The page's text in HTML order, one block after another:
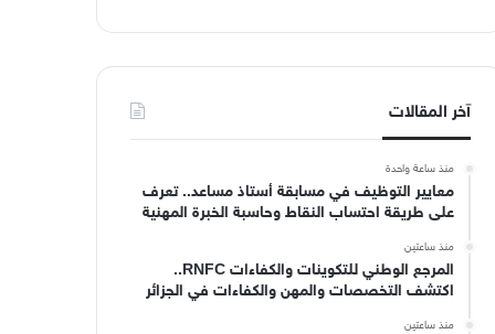
آخر المقالات
منذ ساعة واحدة
معايير التوظيف في مسابقة أستاذ مساعد.. تعرف
على طريقة احتساب النقاط وحاسبة الخبرة المهنية
منذ ساعتين
المرجع الوطني للتكوينات والكفاءات RNFC..
اكتشف التخصصات والمهن والكفاءات في الجزائر
منذ ساعتين